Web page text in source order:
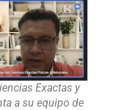
Exactas y
a su equipo de